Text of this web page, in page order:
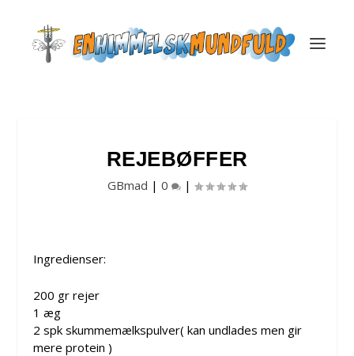
REJEBØFFER
GBmad | 0 |
Ingredienser:
200 gr rejer
1 æg
2 spk skummemælkspulver( kan undlades men gir
mere protein )